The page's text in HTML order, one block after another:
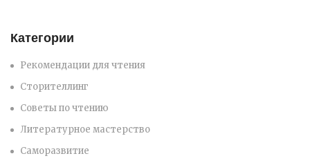
Категории
Рекомендации для чтения
Сторителлинг
Советы по чтению
Литературное мастерство
Саморазвитие